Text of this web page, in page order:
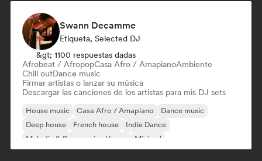
Swann Decamme
Etiqueta, Selected DJ
&gt; 1100 respuestas dadas
Afrobeat / AfropopCasa Afro / AmapianoAmbiente
Chill outDance music
Firmar artistas o lanzar su música
Descargar las canciones de los artistas para mis DJ sets
House music Casa Afro / Amapiano
Dance music
Deep house
French house
Indie Dance
Melodic & Progressive House
Minimal